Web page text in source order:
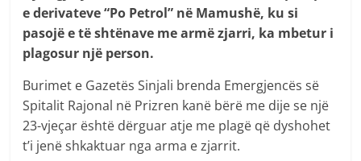
e derivateve “Po Petrol” në Mamushë, ku si
pasojë e të shtënave me armë zjarri, ka mbetur i
plagosur një person.
Burimet e Gazetës Sinjali brenda Emergjencës së
Spitalit Rajonal në Prizren kanë bërë me dije se një
23-vjeçar është dërguar atje me plagë që dyshohet
t’i jenë shkaktuar nga arma e zjarrit.